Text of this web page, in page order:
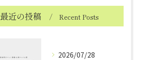
最近の投稿 Recent Posts
2026/07/28